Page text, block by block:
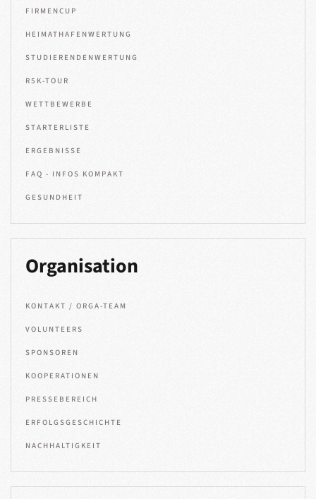
FIRMENCUP
HEIMATHAFENWERTUNG
STUDIERENDENWERTUNG
R5K-TOUR
WETTBEWERBE
STARTERLISTE
ERGEBNISSE
FAQ - INFOS KOMPAKT
GESUNDHEIT
Organisation
KONTAKT / ORGA-TEAM
VOLUNTEERS
SPONSOREN
KOOPERATIONEN
PRESSEBEREICH
ERFOLGSGESCHICHTE
NACHHALTIGKEIT